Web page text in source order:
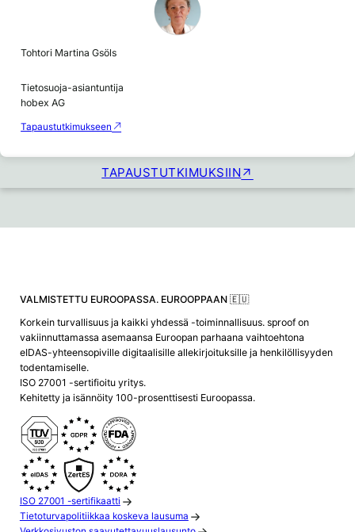
Tohtori Martina Gsöls
Tietosuoja-asiantuntija
hobex AG
Tapaustutkimukseen
TAPAUSTUTKIMUKSIIN
VALMISTETTU EUROOPASSA. EUROOPPAAN 🇪🇺
Korkein turvallisuus ja kaikki yhdessä -toiminnallisuus. sproof on
vakiinnuttamassa asemaansa Euroopan parhaana vaihtoehtona
eIDAS-yhteensopiville digitaalisille allekirjoituksille ja henkilöllisyyden
todentamiselle.
ISO 27001 -sertifioitu yritys.
Kehitetty ja isännöity 100-prosenttisesti Euroopassa.
ISO 27001 -sertifikaatti
Tietoturvapolitiikkaa koskeva lausuma